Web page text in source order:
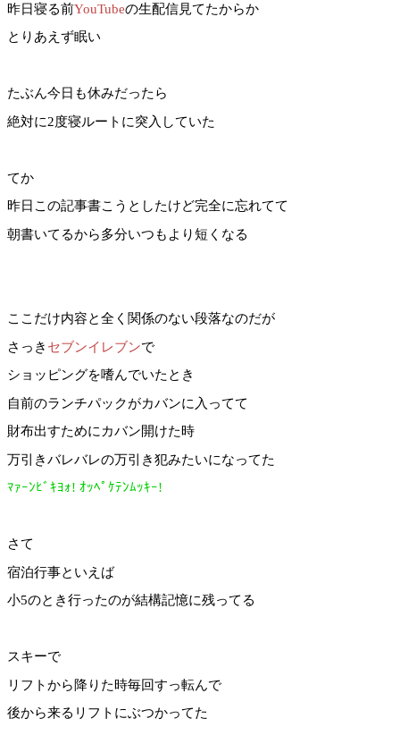
昨日寝る前YouTubeの生配信見てたからか
とりあえず眠い
たぶん今日も休みだったら
絶対に2度寝ルートに突入していた
てか
昨日この記事書こうとしたけど完全に忘れてて
朝書いてるから多分いつもより短くなる
ここだけ内容と全く関係のない段落なのだが
さっき セブンイレブンで
ショッピングを嗜んでいたとき
自前のランチパックがカバンに入ってて
財布出すためにカバン開けた時
万引きバレバレの万引き犯みたいになってた
ﾏｧｰﾝﾋﾞｷﾖｫ! ｵｯﾍﾟｹﾃﾝﾑｯｷｰ!
さて
宿泊行事といえば
小5のとき行ったのが結構記憶に残ってる
スキーで
リフトから降りた時毎回すっ転んで
後から来るリフトにぶつかってた